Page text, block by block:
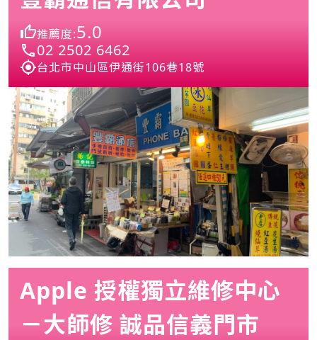
推薦度:5.0
02 2502 6462
台北市中山區伊通街106巷18號
Apple 授權獨立維修中心
－大師修 誠品信義門市